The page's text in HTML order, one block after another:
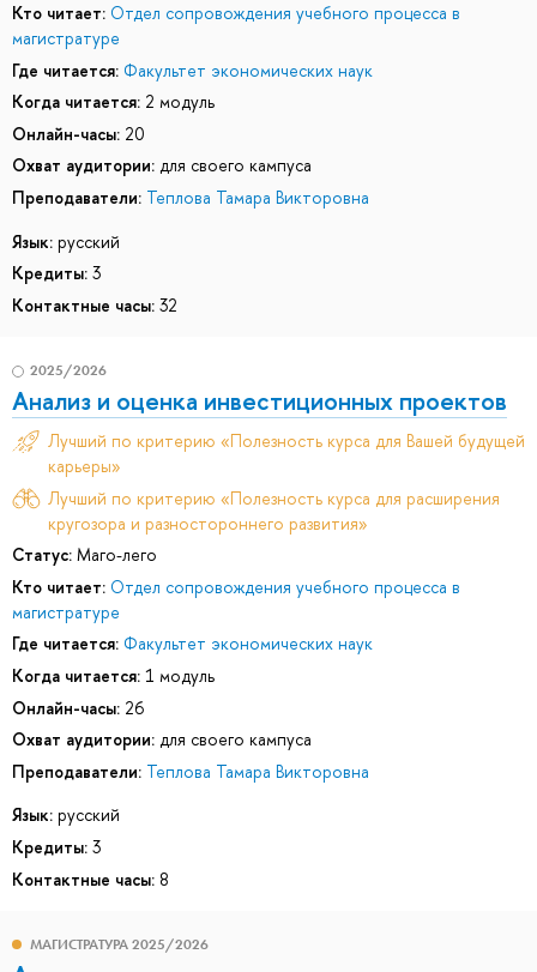
Кто читает: Отдел сопровождения учебного процесса в
магистратуре
Где читается: Факультет экономических наук
Когда читается: 2 модуль
Онлайн-часы: 20
Охват аудитории: для своего кампуса
Преподаватели: Теплова Тамара Викторовна
Язык: русский
Кредиты: 3
Контактные часы: 32
2025/2026
Анализ и оценка инвестиционных проектов
Лучший по критерию «Полезность курса для Вашей будущей
карьеры»
Лучший по критерию «Полезность курса для расширения
кругозора и разностороннего развития»
Статус: Маго-лего
Кто читает: Отдел сопровождения учебного процесса в
магистратуре
Где читается: Факультет экономических наук
Когда читается: 1 модуль
Онлайн-часы: 26
Охват аудитории: для своего кампуса
Преподаватели: Теплова Тамара Викторовна
Язык: русский
Кредиты: 3
Контактные часы: 8
МАГИСТРАТУРА 2025/2026